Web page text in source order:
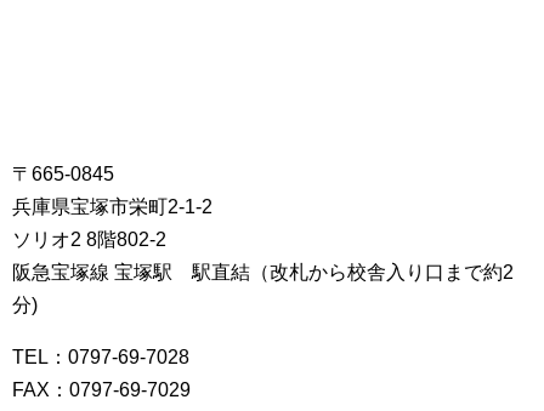
〒665-0845
兵庫県宝塚市栄町2-1-2
ソリオ2 8階802-2
阪急宝塚線 宝塚駅 駅直結（改札から校舎入り口まで約2
分)
TEL：0797-69-7028
FAX：0797-69-7029